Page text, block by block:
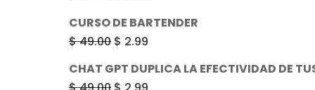
era:
$ 49.00.$ 2.99.
original
era:
$ 49.00.$ 2.99.
CURSO DE BARTENDER
$49.00 El
original
$ 2.99
CHAT GPT DUPLICA LA EFECTIVIDAD DE
El